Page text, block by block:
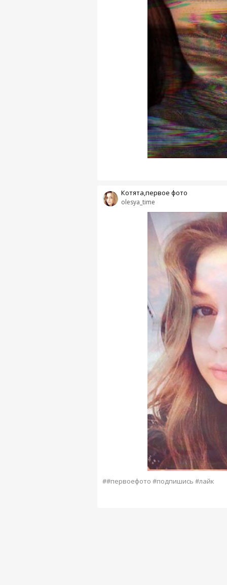
olesya_time
Котята,первое фото
##первоефото #подпишись #лайк